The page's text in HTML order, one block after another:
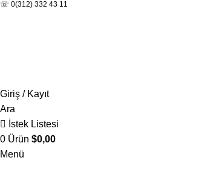
☏ 0(312) 332 43 11
Giriş / Kayıt
Ara
İstek Listesi
0 Ürün $0,00
Menü